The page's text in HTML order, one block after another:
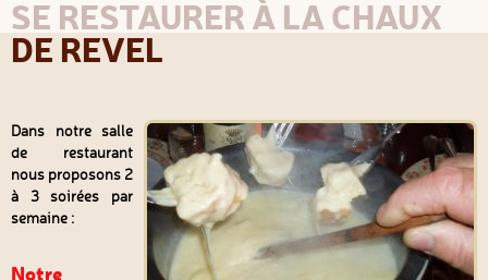
SE RESTAURER À LA CHAUX
DE REVEL
Dans notre salle
de restaurant
nous proposons 2
à 3 soirées par
semaine :
Notre